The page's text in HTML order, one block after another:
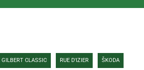
GILBERT CLASSIC RUE D'IZIER ŠKODA